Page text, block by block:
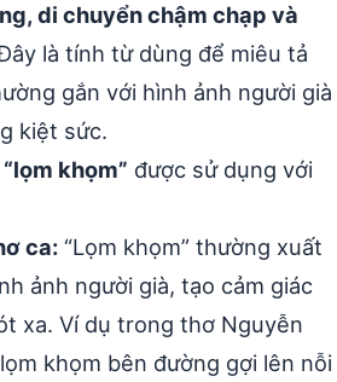
di chuyển chậm chạp và
là tính từ dùng để miêu tả
gắn với hình ảnh người già
kiệt sức.
“lọm khọm” được sử dụng với
ca: “Lọm khọm” thường xuất
ảnh người già, tạo cảm giác
xa. Ví dụ trong thơ Nguyễn
khọm bên đường gợi lên nỗi